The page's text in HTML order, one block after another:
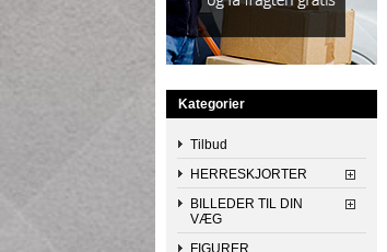
Kategorier
Tilbud
HERRESKJORTER
BILLEDER TIL DIN
VÆG
FIGURER